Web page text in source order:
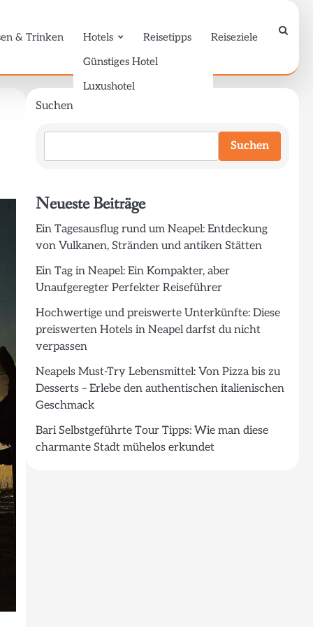
& Trinken
Hotels
Günstiges Hotel
Luxushotel
Reisetipps Reiseziele
Suchen
Suchen
Neueste Beiträge
Ein Tagesausflug rund um Neapel: Entdeckung
von Vulkanen, Stränden und antiken Stätten
Ein Tag in Neapel: Ein Kompakter, aber
Unaufgeregter Perfekter Reiseführer
Hochwertige und preiswerte Unterkünfte: Diese
preiswerten Hotels in Neapel darfst du nicht
verpassen
Neapels Must-Try Lebensmittel: Von Pizza bis zu
Desserts – Erlebe den authentischen italienischen
Geschmack
Bari Selbstgeführte Tour Tipps: Wie man diese
charmante Stadt mühelos erkundet